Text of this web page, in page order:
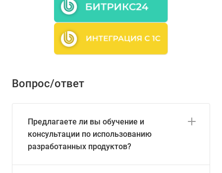
Вопрос/ответ
Предлагаете ли вы обучение и
консультации по использованию
разработанных продуктов?